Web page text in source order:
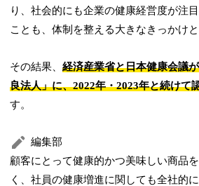
り、社会的にも企業の健康経営度が注
ことも、体制を整える大きなきっかけと
その結果、経済産業省と日本健康会議
良法人」に、2022年・2023年と続けて
す。
編集部
顧客にとって健康的かつ美味しい商品
く、社員の健康増進に関しても全社的